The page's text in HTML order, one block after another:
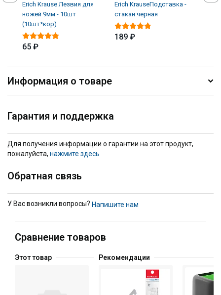
Erich Krause Лезвия для
ножей 9мм - 10шт
(10шт*кор)
65 ₽
Erich KrauseПодставка -
стакан черная
189 ₽
Информация о товаре
Гарантия и поддержка
Для получения информации о гарантии на этот продукт,
пожалуйста, нажмите здесь
Обратная связь
У Вас возникли вопросы? Напишите нам
Сравнение товаров
Этот товар Рекомендации